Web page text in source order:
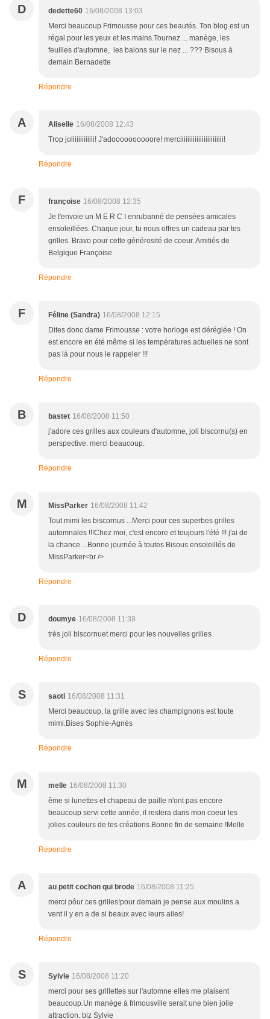
D dedette60 16/08/2008 13:03
Merci beaucoup Frimousse pour ces beautés. Ton blog est un
régal pour les yeux et les mains.Tournez ... manège, les
feuilles d'automne, les balons sur le nez ... ??? Bisous à
demain Bernadette
Répondre
A Aliselle 16/08/2008 12:43
Trop joliiiiiiiiiiii! J'adoooooooooore! merciiiiiiiiiiiiiiiiiiiiiiii!
Répondre
F françoise 16/08/2008 12:35
Je t'envoie un M E R C I enrubanné de pensées amicales
ensoleillées. Chaque jour, tu nous offres un cadeau par tes
grilles. Bravo pour cette générosité de coeur. Amitiés de
Belgique Françoise
Répondre
F Féline (Sandra) 16/08/2008 12:15
Dites donc dame Frimousse : votre horloge est déréglée ! On
est encore en été même si les températures actuelles ne sont
pas là pour nous le rappeler !!!
Répondre
B bastet 16/08/2008 11:50
j'adore ces grilles aux couleurs d'automne, joli biscornu(s) en
perspective. merci beaucoup.
Répondre
M MissParker 16/08/2008 11:42
Tout mimi les biscornus ...Merci pour ces superbes grilles
automnales !!!Chez moi, c'est encore et toujours l'été !!! j'ai de
la chance ...Bonne journée à toutes Bisous ensoleillés de
MissParker<br />
Répondre
D doumye 16/08/2008 11:39
très joli biscornuet merci pour les nouvelles grilles
Répondre
S saoti 16/08/2008 11:31
Merci beaucoup, la grille avec les champignons est toute
mimi.Bises Sophie-Agnès
Répondre
M melle 16/08/2008 11:30
ême si lunettes et chapeau de paille n'ont pas encore
beaucoup servi cette année, il restera dans mon coeur les
jolies couleurs de tes créations.Bonne fin de semaine !Melle
Répondre
A au petit cochon qui brode 16/08/2008 11:25
merci pôur ces grilles!pour demain je pense aux moulins a
vent il y en a de si beaux avec leurs ailes!
Répondre
S Sylvie 16/08/2008 11:20
merci pour ses grillettes sur l'automne elles me plaisent
beaucoup.Un manège à frimousville serait une bien jolie
attraction. biz Sylvie